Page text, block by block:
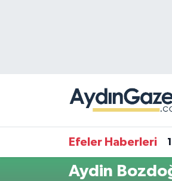
Efeler Haberleri
Aydin
Süper Lig Puan Durumu ve
Tüm Manşetler
Son Dakika Haberleri